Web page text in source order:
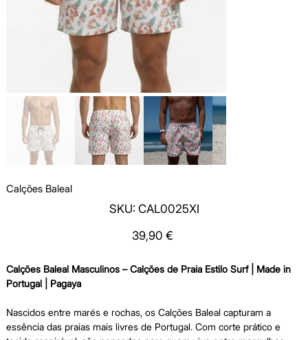
Calções Baleal
SKU:
SKU
CAL0025XI
CAL0025XI
Price
39,90 €
Calções Baleal Masculinos – Calções de Praia Estilo Surf | Made in
Portugal | Pagaya
Nascidos entre marés e rochas, os Calções Baleal capturam a
essência das praias mais livres de Portugal. Com corte prático e